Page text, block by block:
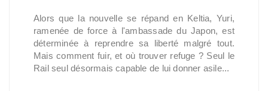
Alors que la nouvelle se répand en Keltia, Yuri,
ramenée de force à l'ambassade du Japon, est
déterminée à reprendre sa liberté malgré tout.
Mais comment fuir, et où trouver refuge ? Seul le
Rail seul désormais capable de lui donner asile...